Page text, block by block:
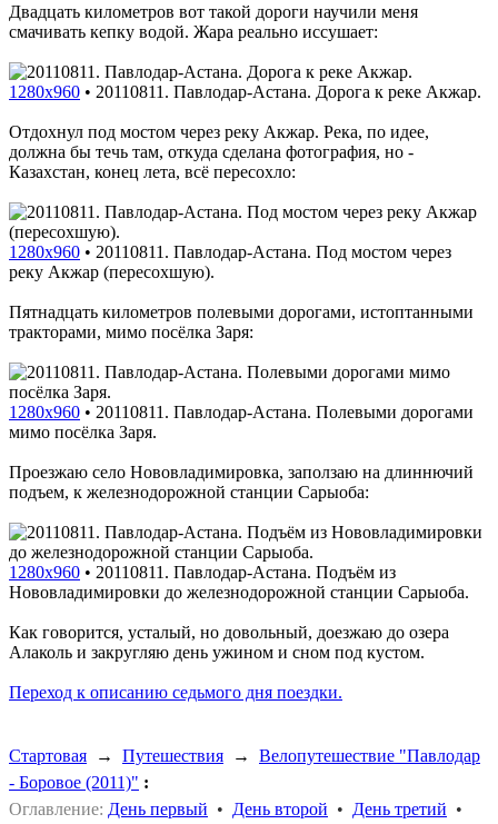
Двадцать километров вот такой дороги научили меня
смачивать кепку водой. Жара реально иссушает:
1280x960 • 20110811. Павлодар-Астана. Дорога к реке Акжар.
Отдохнул под мостом через реку Акжар. Река, по идее,
должна бы течь там, откуда сделана фотография, но -
Казахстан, конец лета, всё пересохло:
1280x960 • 20110811. Павлодар-Астана. Под мостом через
реку Акжар (пересохшую).
Пятнадцать километров полевыми дорогами, истоптанными
тракторами, мимо посёлка Заря:
1280x960 • 20110811. Павлодар-Астана. Полевыми дорогами
мимо посёлка Заря.
Проезжаю село Нововладимировка, заползаю на длиннючий
подъем, к железнодорожной станции Сарыоба:
1280x960 • 20110811. Павлодар-Астана. Подъём из
Нововладимировки до железнодорожной станции Сарыоба.
Как говорится, усталый, но довольный, доезжаю до озера
Алаколь и закругляю день ужином и сном под кустом.
Переход к описанию седьмого дня поездки.
Стартовая → Путешествия → Велопутешествие "Павлодар
- Боровое (2011)" :
Оглавление: День первый • День второй • День третий •